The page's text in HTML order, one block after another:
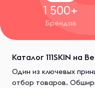
1 500+
Брендов
Каталог 111SKIN на
Один из ключевых
отбор товаров.